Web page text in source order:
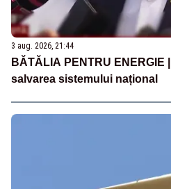
3 aug. 2026, 21:44
BĂTĂLIA PENTRU
salvarea sistemului național